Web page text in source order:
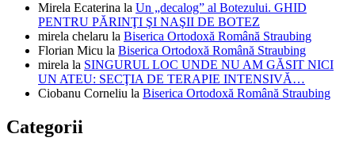
Mirela Ecaterina la Un „decalog” al Botezului. GHID
PENTRU PĂRINŢI ŞI NAŞII DE BOTEZ
mirela chelaru la Biserica Ortodoxă Română Straubing
Florian Micu la Biserica Ortodoxă Română Straubing
mirela la SINGURUL LOC UNDE NU AM GĂSIT NICI
UN ATEU: SECŢIA DE TERAPIE INTENSIVĂ…
Ciobanu Corneliu la Biserica Ortodoxă Română Straubing
Categorii